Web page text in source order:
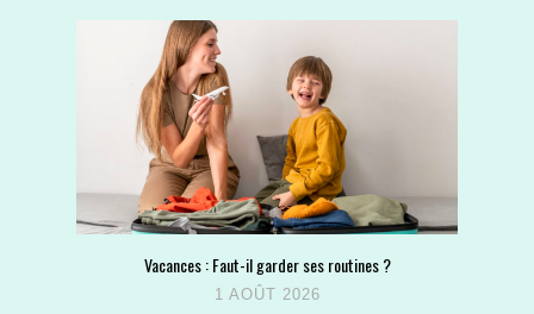
Vacances : Faut-il garder ses routines ?
1 AOÛT 2026